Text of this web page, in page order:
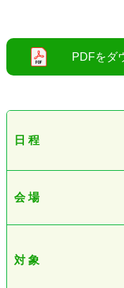
日 程
会 場
対 象